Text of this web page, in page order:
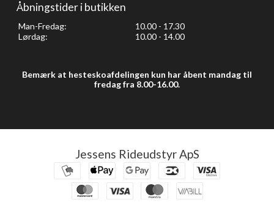
Åbningstider i butikken
Man-Fredag:
10.00 - 17.30
Lørdag:
10.00 - 14.00
Bemærk at hesteskoafdelingen kun har åbent mandag til
fredag fra 8.00-16.00.
Jessens Rideudstyr ApS